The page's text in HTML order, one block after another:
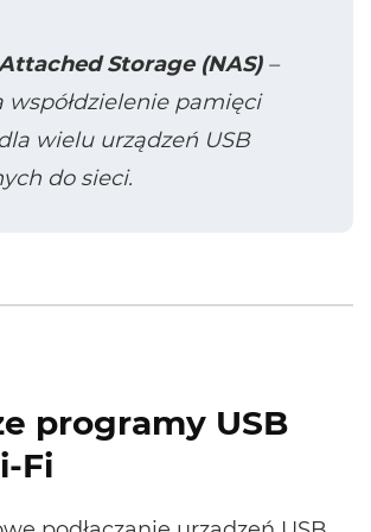
Storage (NAS)–
współdzielenie pamięci
wielu urządzeń USB
do sieci.
programy USB
Fi